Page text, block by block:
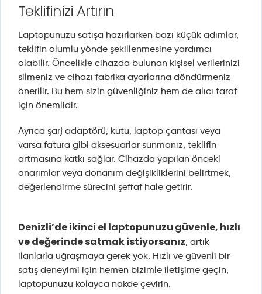
Teklifinizi Artırın
Laptopunuzu satışa hazırlarken bazı küçük adımlar,
teklifin olumlu yönde şekillenmesine yardımcı
olabilir. Öncelikle cihazda bulunan kişisel verilerinizi
silmeniz ve cihazı fabrika ayarlarına döndürmeniz
önerilir. Bu hem sizin güvenliğiniz hem de alıcı taraf
için önemlidir.
Ayrıca şarj adaptörü, kutu, laptop çantası veya
varsa fatura gibi aksesuarlar sunmanız, teklifin
artmasına katkı sağlar. Cihazda yapılan önceki
onarımlar veya donanım değişikliklerini belirtmek,
değerlendirme sürecini şeffaf hale getirir.
Denizli’de ikinci el laptopunuzu güvenle, hızlı
ve değerinde satmak istiyorsanız, artık
ilanlarla uğraşmaya gerek yok. Hızlı ve güvenli bir
satış deneyimi için hemen bizimle iletişime geçin,
laptopunuzu kolayca nakde çevirin.